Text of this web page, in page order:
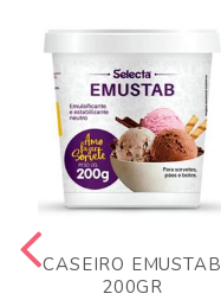
CASEIRO EMUSTAB
200GR